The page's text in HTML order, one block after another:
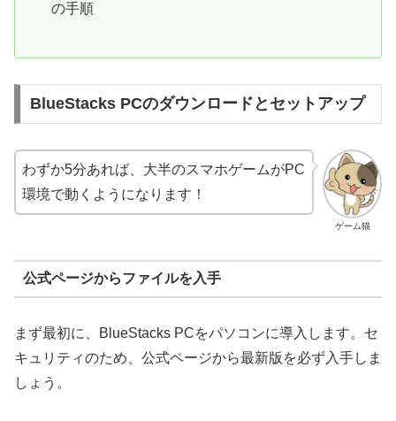
の手順
BlueStacks PCのダウンロードとセットアップ
ゲーム猫
わずか5分あれば、大半のスマホゲームがPC
環境で動くようになります！
公式ページからファイルを入手
まず最初に、BlueStacks PCをパソコンに導入します。セ
キュリティのため、公式ページから最新版を必ず入手しま
しょう。